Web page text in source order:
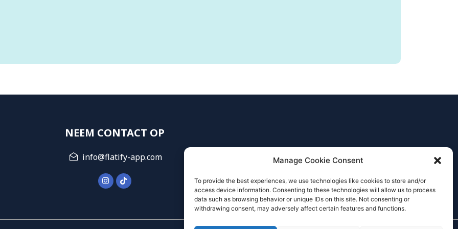
Manage Cookie Consent
To provide the best experiences, we use technologies like cookies to store and/or
access device information. Consenting to these technologies will allow us to process
data such as browsing behavior or unique IDs on this site. Not consenting or
withdrawing consent, may adversely affect certain features and functions.
NEEM CONTACT OP
info@flatify-app.com